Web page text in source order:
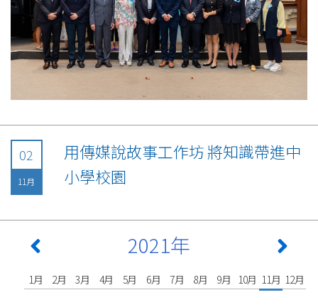
02
11月
用傳媒說故事工作坊 將知識帶進中
小學校園
2021年
1月 2月 3月 4月 5月 6月 7月 8月 9月 10月 11月 12月